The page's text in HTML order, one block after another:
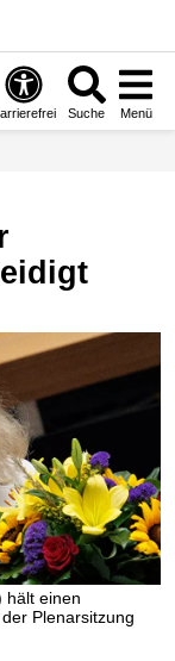
Suche Menü
hält einen
Plenarsitzung